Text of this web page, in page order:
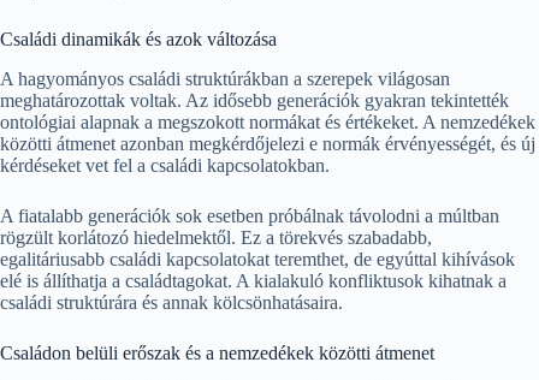
Családi dinamikák és azok változása
A hagyományos családi struktúrákban a szerepek világosan
meghatározottak voltak. Az idősebb generációk gyakran tekintették
ontológiai alapnak a megszokott normákat és értékeket. A nemzedékek
közötti átmenet azonban megkérdőjelezi e normák érvényességét, és új
kérdéseket vet fel a családi kapcsolatokban.
A fiatalabb generációk sok esetben próbálnak távolodni a múltban
rögzült korlátozó hiedelmektől. Ez a törekvés szabadabb,
egalitáriusabb családi kapcsolatokat teremthet, de egyúttal kihívások
elé is állíthatja a családtagokat. A kialakuló konfliktusok kihatnak a
családi struktúrára és annak kölcsönhatásaira.
Családon belüli erőszak és a nemzedékek közötti átmenet